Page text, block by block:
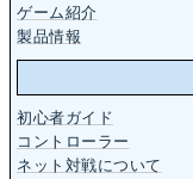
ゲーム紹介
製品情報
初心者ガイド
コントローラー
ネット対戦について